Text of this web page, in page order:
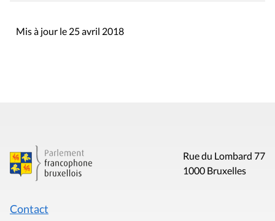
Mis à jour le 25 avril 2018
Rue du Lombard 77
1000 Bruxelles
Contact